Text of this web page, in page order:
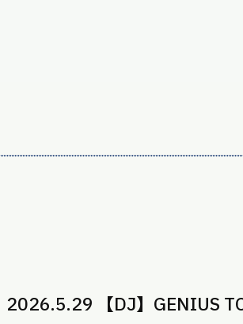
2026.5.29 【DJ】GENIUS